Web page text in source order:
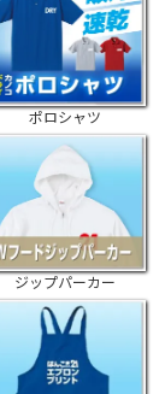
ポロシャツ
ジップパーカー